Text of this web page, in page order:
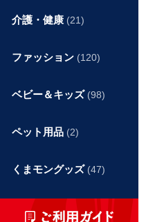
介護・健康 (21)
ファッション (120)
ベビー＆キッズ (98)
ペット用品 (2)
くまモングッズ (47)